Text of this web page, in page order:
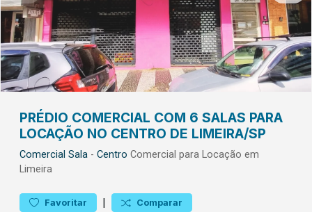
PRÉDIO COMERCIAL COM 6 SALAS PARA
LOCAÇÃO NO CENTRO DE LIMEIRA/SP
Comercial Sala - Centro Comercial para Locação em
Limeira
Favoritar | Comparar